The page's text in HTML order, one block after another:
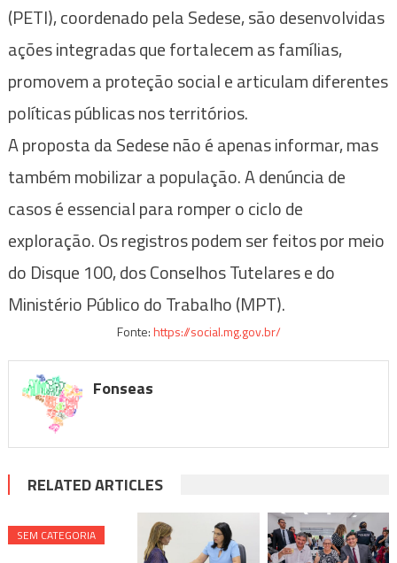
(PETI), coordenado pela Sedese, são desenvolvidas
ações integradas que fortalecem as famílias,
promovem a proteção social e articulam diferentes
políticas públicas nos territórios.
A proposta da Sedese não é apenas informar, mas
também mobilizar a população. A denúncia de
casos é essencial para romper o ciclo de
exploração. Os registros podem ser feitos por meio
do Disque 100, dos Conselhos Tutelares e do
Ministério Público do Trabalho (MPT).
Fonte:https://social.mg.gov.br/
Fonseas
RELATED ARTICLES
SEM CATEGORIA